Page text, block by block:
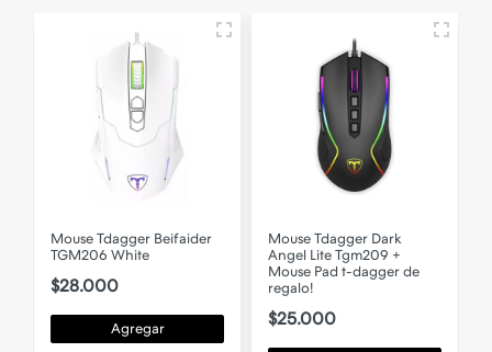
Mouse Tdagger Beifaider
TGM206 White
$28.000
Agregar
Mouse Tdagger Dark
Angel Lite Tgm209 +
Mouse Pad t-dagger de
regalo!
$25.000